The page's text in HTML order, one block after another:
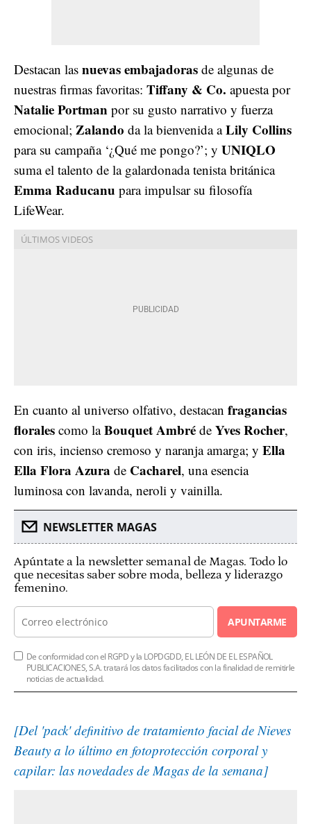
Destacan las nuevas embajadoras de algunas de
nuestras firmas favoritas: Tiffany & Co. apuesta por
Natalie Portman por su gusto narrativo y fuerza
emocional; Zalando da la bienvenida aLily Collins
para su campaña ‘¿Qué me pongo?’; y UNIQLO
suma el talento de la galardonada tenista británica
Emma Raducanu para impulsar su filosofía
LifeWear.
En cuanto al universo olfativo, destacan fragancias
florales como laBouquet Ambré de Yves Rocher,
con iris, incienso cremoso y naranja amarga; y Ella
Ella Flora Azura de Cacharel, una esencia
luminosa con lavanda, neroli y vainilla.
NEWSLETTER MAGAS
Apúntate a la newsletter semanal de Magas. Todo lo
que necesitas saber sobre moda, belleza y liderazgo
femenino.
APUNTARME
De conformidad con el RGPD y la LOPDGDD, EL LEÓN DE EL ESPAÑOL
PUBLICACIONES, S.A. tratará los datos facilitados con la finalidad de remitirle
noticias de actualidad.
[Del 'pack' definitivo de tratamiento facial de Nieves
Beauty a lo último en fotoprotección corporal y
capilar: las novedades de Magas de la semana]